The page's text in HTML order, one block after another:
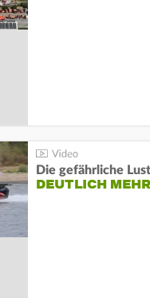
Die gefährliche
DEUTLICH